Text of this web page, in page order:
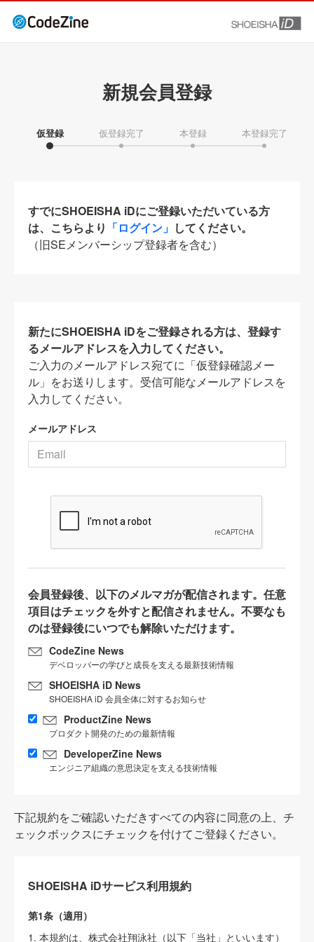
新規会員登録
仮登録 仮登録完了 本登録 本登録完了
すでにSHOEISHA iDにご登録いただいている方
は、こちらより 「ログイン」 してください。
（旧SEメンバーシップ登録者を含む）
新たにSHOEISHA iDをご登録される方は、登録す
るメールアドレスを入力してください。
ご入力のメールアドレス宛てに「仮登録確認メー
ル」をお送りします。受信可能なメールアドレスを
入力してください。
メールアドレス
会員登録後、以下のメルマガが配信されます。任意
項目はチェックを外すと配信されません。不要なも
のは登録後にいつでも解除いただけます。
CodeZine News
デベロッパーの学びと成長を支える最新技術情報
SHOEISHA iD News
SHOEISHA iD 会員全体に対するお知らせ
ProductZine News
プロダクト開発のための最新情報
DeveloperZine News
エンジニア組織の意思決定を支える技術情報
下記規約をご確認いただきすべての内容に同意の上、チ
ェックボックスにチェックを付けてご登録ください。
SHOEISHA iDサービス利用規約
第1条（適用）
1. 本規約は、株式会社翔泳社（以下「当社」といいます）